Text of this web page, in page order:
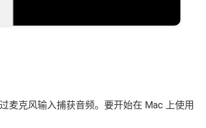
麦克风输入捕获音频。要开始在 Mac 上使用